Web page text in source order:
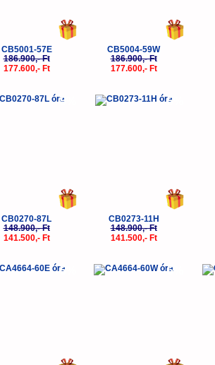
CB5001-57E
186.900,- Ft
177.600,- Ft
CB5004-59W
186.900,- Ft
177.600,- Ft
-5%
CB0270-87L
148.900,- Ft
141.500,- Ft
-5%
CB0273-11H
148.900,- Ft
141.500,- Ft
-5% -5%